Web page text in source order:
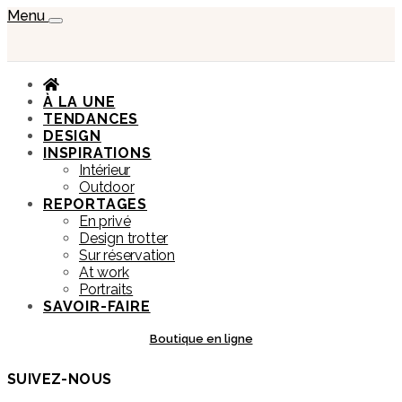
Menu
À LA UNE
TENDANCES
DESIGN
INSPIRATIONS
Intérieur
Outdoor
REPORTAGES
En privé
Design trotter
Sur réservation
At work
Portraits
SAVOIR-FAIRE
Boutique en ligne
SUIVEZ-NOUS